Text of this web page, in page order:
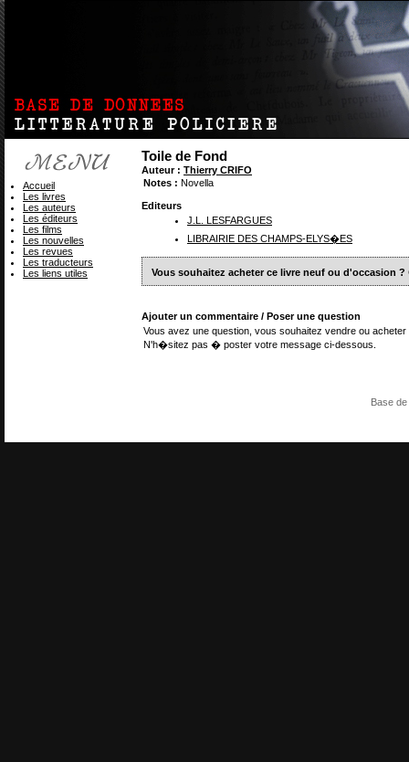
Toile de Fond
Auteur : Thierry CRIFO
Notes : Novella
Editeurs
J.L. LESFARGUES
LIBRAIRIE DES CHAMPS-ELYS�ES
Vous souhaitez acheter ce livre neuf ou d'occasion ?
Ajouter un commentaire / Poser une question
Vous avez une question, vous souhaitez vendre ou
N'h�sitez pas � poster votre message ci-dessous.
Accueil
Les livres
Les auteurs
Les éditeurs
Les films
Les nouvelles
Les revues
Les traducteurs
Les liens utiles
Base